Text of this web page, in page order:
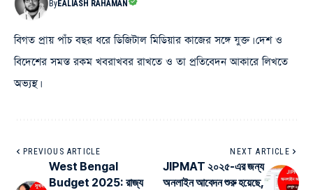
ByEALIASH RAHAMAN
বিগত প্রায় পাঁচ বছর ধরে ডিজিটাল মিডিয়ার কাজের সঙ্গে যুক্ত। দেশ ও
বিদেশের সমস্ত রকম খবরাখবর রাখতে ও তা প্রতিবেদন আকারে লিখতে
অভ্যস্থ।
PREVIOUS ARTICLE
West Bengal
Budget 2025: রাজ্য
NEXT ARTICLE
JIPMAT ২০২৫-এর জন্য
অনলাইন আবেদন শুরু হয়েছে,